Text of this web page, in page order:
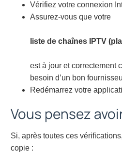
Vérifiez votre connexion
Assurez-vous que votre
liste de chaînes IPTV
est à jour et correctement
besoin d’un bon
Redémarrez votre
Vous pensez
Si, après toutes ces
copie :